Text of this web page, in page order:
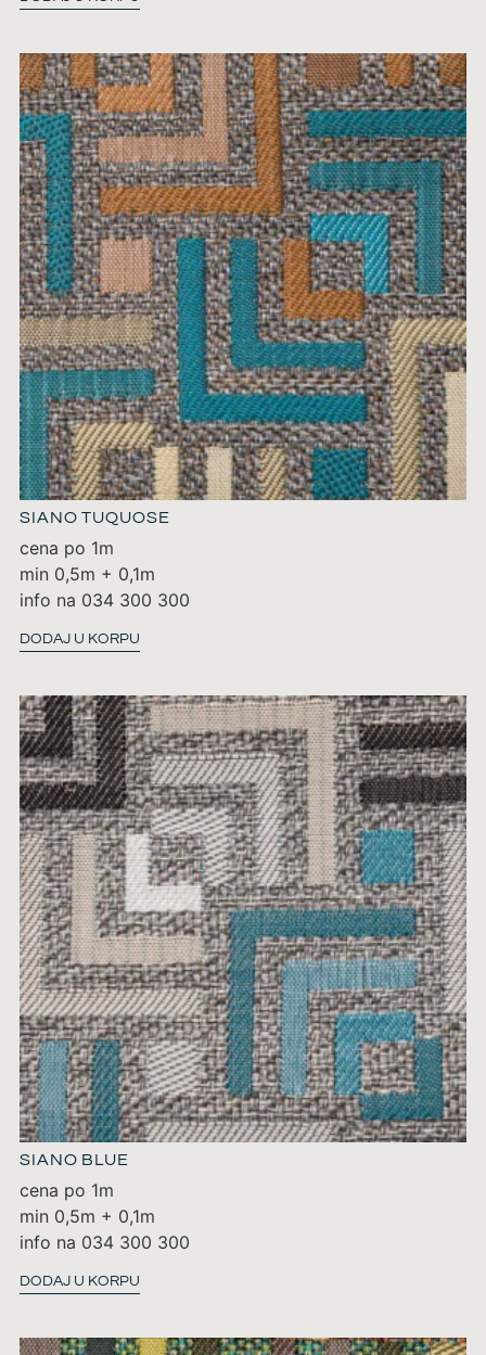
SIANO TUQUOSE
cena po 1m
min 0,5m + 0,1m
info na 034 300 300
DODAJ U KORPU
SIANO BLUE
cena po 1m
min 0,5m + 0,1m
info na 034 300 300
DODAJ U KORPU